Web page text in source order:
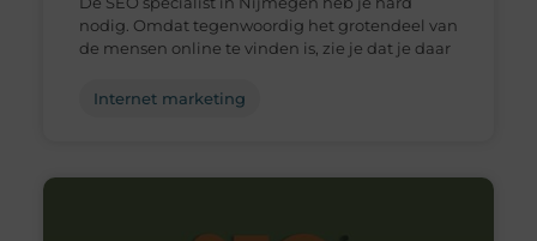
nodig. Omdat tegenwoordig het grotendeel van
de mensen online te vinden is, zie je dat je daar
Internet marketing